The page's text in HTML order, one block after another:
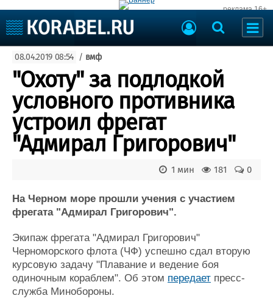
реклама 16+
Судоходство
Судоремонт
События
Пресс-релизы
Порты
Рыболовство
ВМФ
Образование
Яхты и катера
Еще
Пульс
Новости
Репутация
Работа
Крюинг
Журнал
Реклама
Доска объявлений
Продажа флота
Изделия
Материалы
Услуги
08.04.2019 08:54 / вмф
"Охоту" за подлодкой
условного противника
устроил фрегат
"Адмирал Григорович"
0
181
1 мин
На Черном море прошли учения с участием
фрегата "Адмирал Григорович".
Экипаж фрегата "Адмирал Григорович"
Черноморского флота (ЧФ) успешно сдал вторую
курсовую задачу "Плавание и ведение боя
одиночным кораблем". Об этом передает пресс-
служба Минобороны.